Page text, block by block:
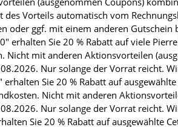
Vorteils automatisch vom
oder ggf. mit einem anderen
erhalten Sie 20 % Rabatt auf viele
Nicht mit anderen Aktionsvorteilen
Nur solange der Vorrat reicht.
Sie 20 % Rabatt auf
Nicht mit anderen
Nur solange der Vorrat reicht.
Sie 20 % Rabatt auf ausgewählte